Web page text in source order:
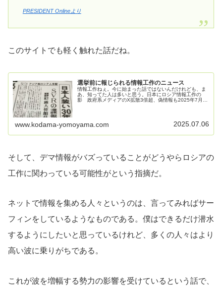
PRESIDENT Onlineより
このサイトでも軽く触れた話だね。
選挙前に報じられる情報工作のニュース
情報工作ねぇ。今に始まった話ではないんだけれども、ま
あ、知ってた人は多いと思う。日本にロシア情報工作の
影 政府系メディアのX拡散3倍超、偽情報も2025年7月2
www.kodama-yomoyama.com 2025.07.06
そして、デマ情報がバズっていることがどうやらロシアの
工作に関わっている可能性がという指摘だ。
ネットで情報を集める人々というのは、言ってみればサー
フィンをしているようなものである。僕はできるだけ潜水
するようにしたいと思っているけれど、多くの人々はより
高い波に乗りがちである。
これが波を増幅する勢力の影響を受けているという話で、